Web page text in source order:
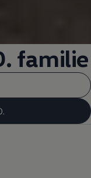
familie